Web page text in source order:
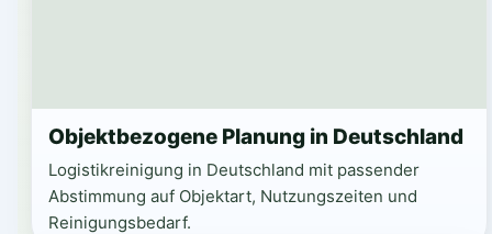
Objektbezogene Planung in Deutschland
Logistikreinigung in Deutschland mit passender
Abstimmung auf Objektart, Nutzungszeiten und
Reinigungsbedarf.